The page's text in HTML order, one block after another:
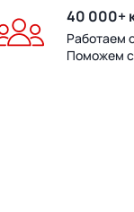
40 000+
Работаем
Поможем